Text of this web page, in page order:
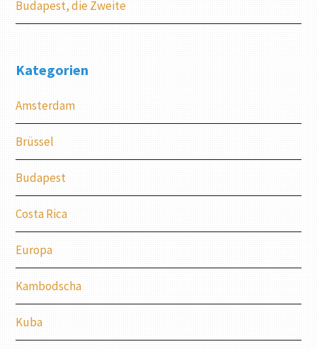
Budapest, die Zweite
Kategorien
Amsterdam
Brüssel
Budapest
Costa Rica
Europa
Kambodscha
Kuba